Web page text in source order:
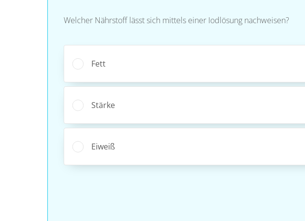
Welcher Nährstoff lässt sich mittels einer Iodlösung nachweisen?
Fett
Stärke
Eiweiß